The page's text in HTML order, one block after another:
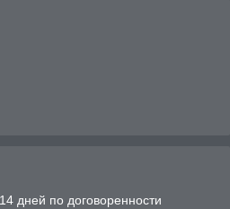
дней по договоренности